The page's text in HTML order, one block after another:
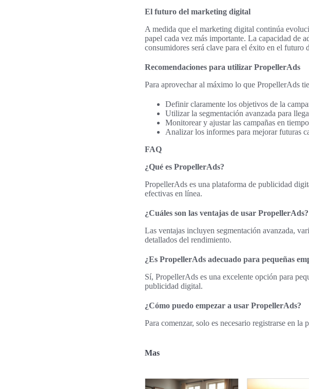
El futuro del marketing digital
A medida que el marketing digital continúa
papel cada vez más importante. La capacidad de
consumidores será clave para el éxito en el futuro
Recomendaciones para utilizar PropellerAds
Para aprovechar al máximo lo que PropellerAds
Definir claramente los objetivos de la
Utilizar la segmentación avanzada para
Monitorear y ajustar las campañas en
Analizar los informes para mejorar futuras
FAQ
¿Qué es PropellerAds?
PropellerAds es una plataforma de publicidad
efectivas en línea.
¿Cuáles son las ventajas de usar PropellerAds?
Las ventajas incluyen segmentación avanzada,
detallados del rendimiento.
¿Es PropellerAds adecuado para pequeñas
Sí, PropellerAds es una excelente opción para
publicidad digital.
¿Cómo puedo empezar a usar PropellerAds?
Para comenzar, solo es necesario registrarse en
Mas